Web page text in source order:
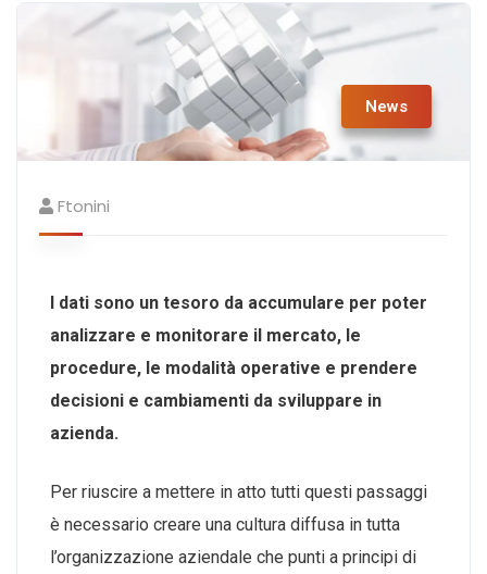
News
Ftonini
I dati sono un tesoro da accumulare per poter
analizzare e monitorare il mercato, le
procedure, le modalità operative e prendere
decisioni e cambiamenti da sviluppare in
azienda.
Per riuscire a mettere in atto tutti questi passaggi
è necessario creare una cultura diffusa in tutta
l’organizzazione aziendale che punti a principi di